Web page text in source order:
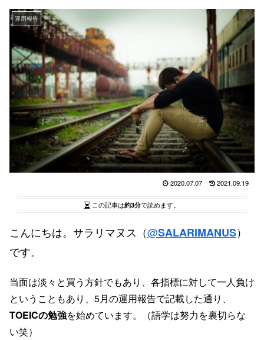
運用報告
2020.07.07 2021.09.19
この記事は約3分で読めます。
こんにちは。サラリマヌス（@SALARIMANUS）
です。
当面は淡々と買う方針でもあり、各指標に対して一人負け
ということもあり、5月の運用報告で記載した通り、
TOEICの勉強を始めています。（語学は努力を裏切らな
い笑）